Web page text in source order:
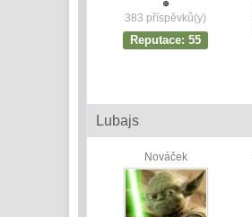
383 příspěvků(y)
Reputace: 55
Lubajs
Nováček